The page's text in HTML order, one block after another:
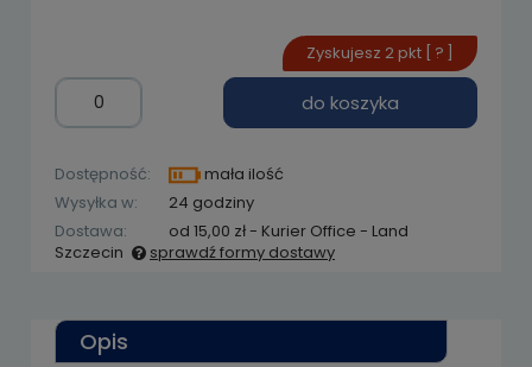
do koszyka
Zyskujesz 2 pkt [ ? ]
Dostępność:
mała ilość
Wysyłka w:
24 godziny
Dostawa:
od 15,00 zł- Kurier Office - Land
Szczecin
sprawdź formy dostawy
Opis